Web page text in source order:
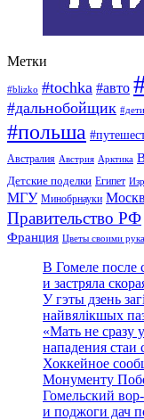
Метки
#blizko #tochka #авто
#дальнобойщик #дети
#польша
Австралия Австрия Арктика
Детские поделки Египет
МГУ Минобрнауки
Правительство РФ
Франция Цветы своими
В Гомеле после
и застряла
У гэты дзень
найвялікшых
«Мать не сразу
нападения стаи
Хоккейное
Монументу
Гомельский
и поджоги дач